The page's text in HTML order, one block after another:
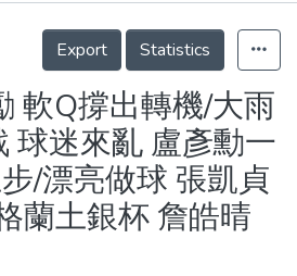
Details
Export
Statistics
軟Q撐出轉機/大雨
球迷來亂 盧彥勳一
/漂亮做球 張凱貞
蘭土銀杯 詹皓晴